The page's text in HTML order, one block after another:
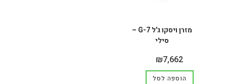
מזרן ויסקו ג'ל G-7 –
סילי
₪7,662
הוספה לסל